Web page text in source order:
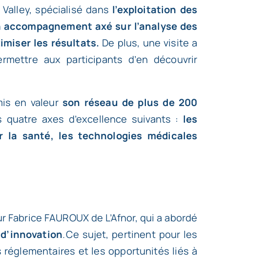
Valley, spécialisé dans l’exploitation des
axé sur l’analyse des
les résultats. De plus, une visite a
aux participants d’en découvrir
en valeur son réseau de plus de 200
axes d’excellence suivants : les
la santé, les technologies médicales
FAUROUX de L’Afnor, qui a abordé
. Ce sujet, pertinent pour les
et les opportunités liés à